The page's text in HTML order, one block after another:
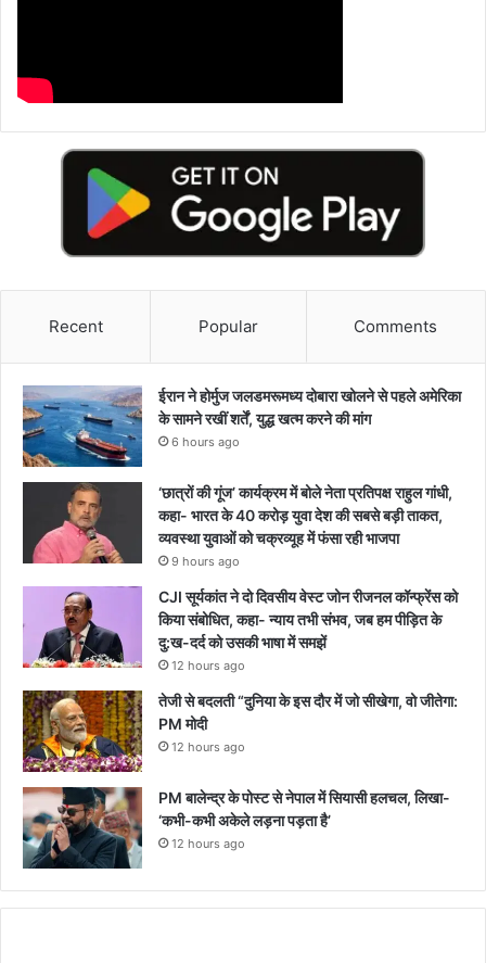
Recent Popular Comments
ईरान ने होर्मुज जलडमरूमध्य दोबारा खोलने से पहले अमेरिका
के सामने रखीं शर्तें, युद्ध खत्म करने की मांग
6 hours ago
‘छात्रों की गूंज’ कार्यक्रम में बोले नेता प्रतिपक्ष राहुल गांधी,
कहा- भारत के 40 करोड़ युवा देश की सबसे बड़ी ताकत,
व्यवस्था युवाओं को चक्रव्यूह में फंसा रही भाजपा
9 hours ago
CJI सूर्यकांत ने दो दिवसीय वेस्ट जोन रीजनल कॉन्फ्रेंस को
किया संबोधित, कहा- न्याय तभी संभव, जब हम पीड़ित के
दु:ख-दर्द को उसकी भाषा में समझें
12 hours ago
तेजी से बदलती “दुनिया के इस दौर में जो सीखेगा, वो जीतेगा:
PM मोदी
12 hours ago
PM बालेन्द्र के पोस्ट से नेपाल में सियासी हलचल, लिखा-
‘कभी-कभी अकेले लड़ना पड़ता है’
12 hours ago